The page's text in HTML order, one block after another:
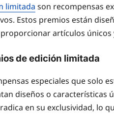
limitada son recompensas
Estos premios están
artículos únicos
de edición limitada
especiales que solo
diseños o características
en su exclusividad, lo